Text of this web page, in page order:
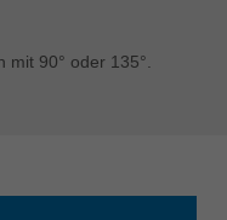
mit 90° oder 135°.